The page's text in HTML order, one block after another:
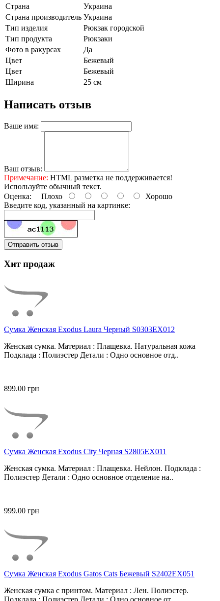
Страна
Украина
Страна производитель Украина
Тип изделия
Рюкзак городской
Тип продукта
Рюкзаки
Фото в ракурсах
Да
Цвет
Бежевый
Цвет
Бежевый
Ширина
25 см
Написать отзыв
Ваше имя:
Ваш отзыв:
Примечание: HTML разметка не поддерживается!
Используйте обычный текст.
Оценка: Плохо
Хорошо
Введите код, указанный на картинке:
Отправить отзыв
Хит продаж
Сумка Женская Exodus Laura Черный S0303EX012
Женская сумка. Материал : Плащевка. Натуральная кожа
Подклада : Полиэстер Детали : Одно основное отд..
899.00 грн
Сумка Женская Exodus City Черная S2805EX011
Женская сумка. Материал : Плащевка. Нейлон. Подклада :
Полиэстер Детали : Одно основное отделение на..
999.00 грн
Сумка Женская Exodus Gatos Cats Бежевый S2402EX051
Женская сумка с принтом. Материал : Лен. Полиэстер.